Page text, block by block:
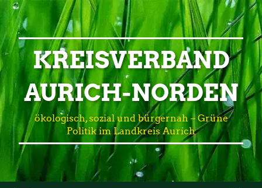
KREISVERBAND
AURICH-NORDEN
ökologisch, sozial und bürgernah – Grüne
Politik im Landkreis Aurich